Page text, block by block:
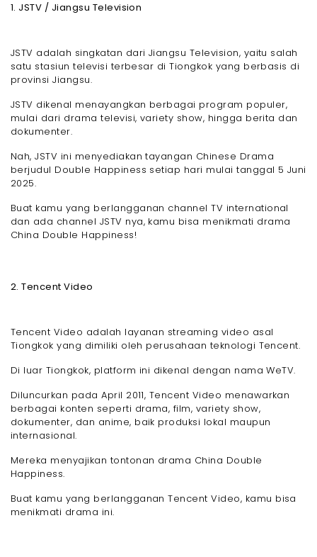
1. JSTV / Jiangsu Television
JSTV adalah singkatan dari Jiangsu Television, yaitu salah
satu stasiun televisi terbesar di Tiongkok yang berbasis di
provinsi Jiangsu.
JSTV dikenal menayangkan berbagai program populer,
mulai dari drama televisi, variety show, hingga berita dan
dokumenter.
Nah, JSTV ini menyediakan tayangan Chinese Drama
berjudul Double Happiness setiap hari mulai tanggal 5 Juni
2025.
Buat kamu yang berlangganan channel TV international
dan ada channel JSTV nya, kamu bisa menikmati drama
China Double Happiness!
2. Tencent Video
Tencent Video adalah layanan streaming video asal
Tiongkok yang dimiliki oleh perusahaan teknologi Tencent.
Di luar Tiongkok, platform ini dikenal dengan nama WeTV.
Diluncurkan pada April 2011, Tencent Video menawarkan
berbagai konten seperti drama, film, variety show,
dokumenter, dan anime, baik produksi lokal maupun
internasional.
Mereka menyajikan tontonan drama China Double
Happiness.
Buat kamu yang berlangganan Tencent Video, kamu bisa
menikmati drama ini.